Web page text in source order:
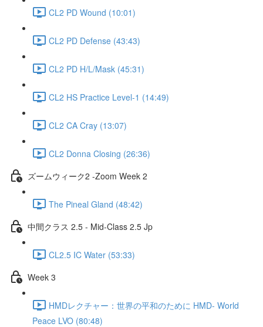
CL2 PD Wound (10:01)
CL2 PD Defense (43:43)
CL2 PD H/L/Mask (45:31)
CL2 HS Practice Level-1 (14:49)
CL2 CA Cray (13:07)
CL2 Donna Closing (26:36)
ズームウィーク2 -Zoom Week 2
The Pineal Gland (48:42)
中間クラス 2.5 - Mid-Class 2.5 Jp
CL2.5 IC Water (53:33)
Week 3
HMDレクチャー：世界の平和のために HMD- World
Peace LVO (80:48)